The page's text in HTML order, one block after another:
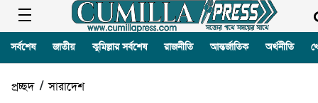
সর্বশেষ জাতীয় কুমিল্লার সর্বশেষ রাজনীতি আন্তর্জাতিক অর্থনীতি
প্রচ্ছদ/সারাদেশ